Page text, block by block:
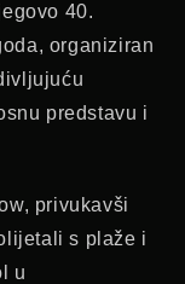
40.
organiziran
predstavu i
privukavši
s plaže i
u